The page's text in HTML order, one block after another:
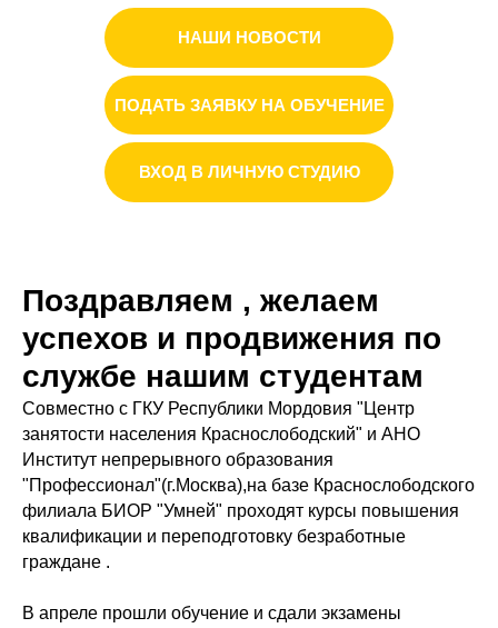
НАШИ НОВОСТИ
ВХОД В ЛИЧНУЮ СТУДИЮ
ПОДАТЬ ЗАЯВКУ НА ОБУЧЕНИЕ
Поздравляем , желаем
успехов и продвижения по
службе нашим студентам
Совместно с ГКУ Республики Мордовия "Центр
занятости населения Краснослободский" и АНО
Институт непрерывного образования
"Профессионал"(г.Москва),на базе Краснослободского
филиала БИОР "Умней" проходят курсы повышения
квалификации и переподготовку безработные
граждане .
В апреле прошли обучение и сдали экзамены